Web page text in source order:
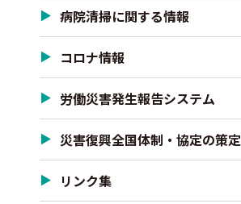
病院清掃に関する情報
コロナ情報
労働災害発生報告システム
災害復興全国体制・協定の策定
リンク集